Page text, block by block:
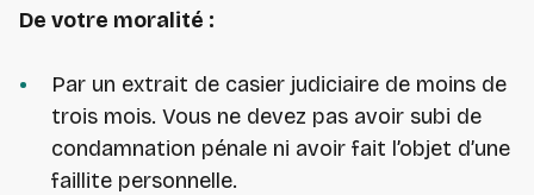
De votre moralité :
Par un extrait de casier judiciaire de moins de
trois mois. Vous ne devez pas avoir subi de
condamnation pénale ni avoir fait l’objet d’une
faillite personnelle.